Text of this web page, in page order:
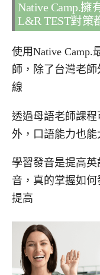
Native Camp.擁
L&R TEST對策
使用Native Camp.
師，除了台灣老
線
透過母語老師課
外，口語能力也
學習發音是提高
音，真的掌握如
提高